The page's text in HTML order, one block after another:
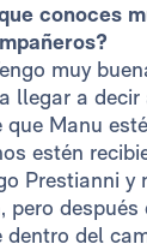
conoces
muy
llegar a decir
Manu
estén
Prestianni y
pero
del